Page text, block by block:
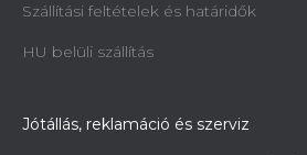
Szállítási feltételek és határidők
HU belüli szállítás
Jótállás, reklamáció és szerviz